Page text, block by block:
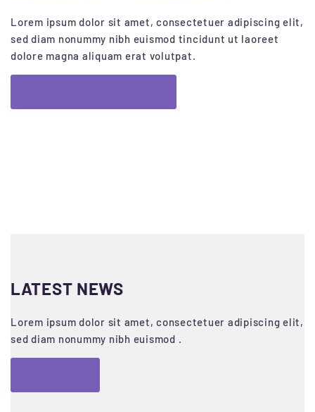
Lorem ipsum dolor sit amet, consectetuer adipiscing elit,
sed diam nonummy nibh euismod tincidunt ut laoreet
dolore magna aliquam erat volutpat.
LATEST NEWS
Lorem ipsum dolor sit amet, consectetuer adipiscing elit,
sed diam nonummy nibh euismod .